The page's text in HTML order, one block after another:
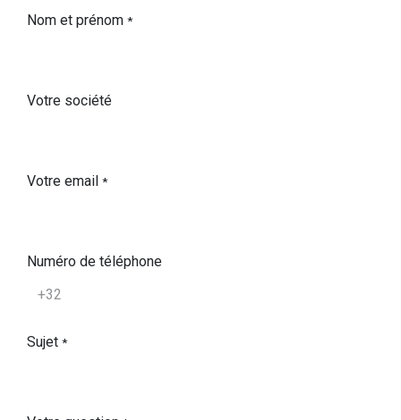
Nom et prénom *
Votre société
Votre email *
Numéro de téléphone
Sujet *